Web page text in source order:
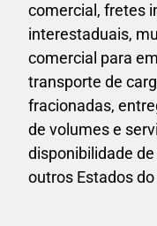
comercial, fretes
interestaduais,
comercial para
transporte de
fracionadas,
de volumes e
disponibilidade
outros Estados do